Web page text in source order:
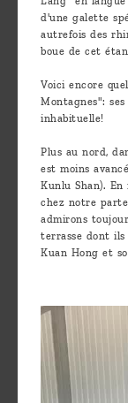
d'une galette
autrefois des
boue de cet
Voici encore
Montagnes":
inhabituelle!
Plus au nord,
est moins
Kunlu Shan).
chez notre
admirons
terrasse dont
Kuan Hong et